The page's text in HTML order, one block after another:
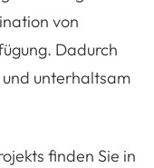
von
Dadurch
unterhaltsam
finden Sie in